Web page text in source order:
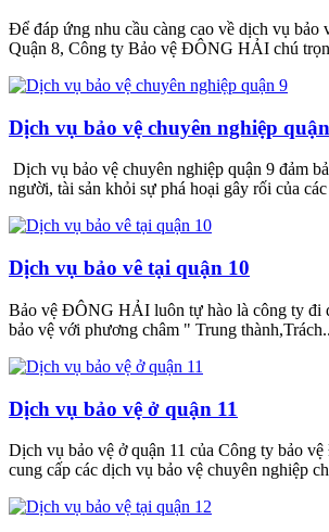
Để đáp ứng nhu cầu càng cao về dịch vụ bảo
Quận 8, Công ty Bảo vệ ĐÔNG HẢI chú
Dịch vụ bảo vệ chuyên nghiệp
Dịch vụ bảo vệ chuyên nghiệp quận 9 đảm
người, tài sản khỏi sự phá hoại gây rối của
Dịch vụ bảo vê tại quận 10
Bảo vệ ĐÔNG HẢI luôn tự hào là công ty đi
bảo vệ với phương châm " Trung thành,Trách..
Dịch vụ bảo vệ ở quận 11
Dịch vụ bảo vệ ở quận 11 của Công ty bảo
cung cấp các dịch vụ bảo vệ chuyên nghiệp